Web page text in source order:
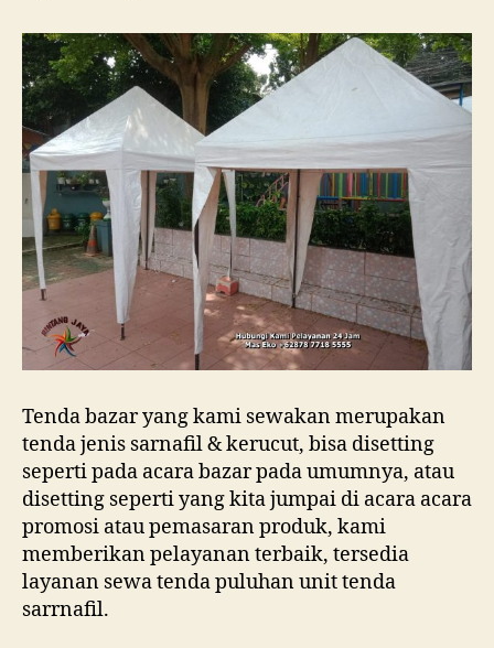
Tenda bazar yang kami sewakan merupakan
tenda jenis sarnafil & kerucut, bisa disetting
seperti pada acara bazar pada umumnya, atau
disetting seperti yang kita jumpai di acara acara
promosi atau pemasaran produk, kami
memberikan pelayanan terbaik, tersedia
layanan sewa tenda puluhan unit tenda
sarrnafil.